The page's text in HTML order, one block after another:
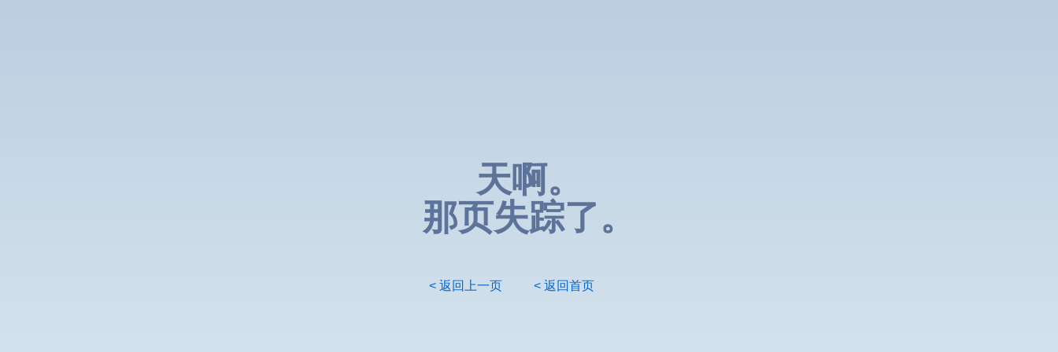
天啊。
那页失踪了。
< 返回上一页 < 返回首页